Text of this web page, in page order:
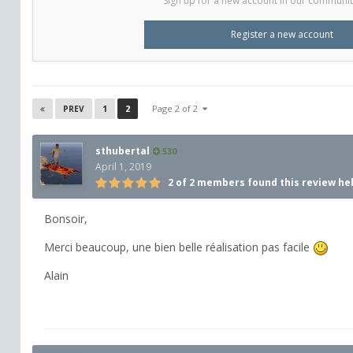
Register a new account
PREV 1 2 Page 2 of 2
sthubertal 530
April 1, 2019
2 of 2 members found this review
Bonsoir,
Merci beaucoup, une bien belle réalisation pas facile
Alain